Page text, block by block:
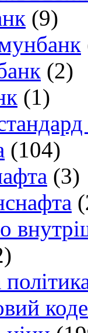
(9)
(2)
(1)
(104)
(3)